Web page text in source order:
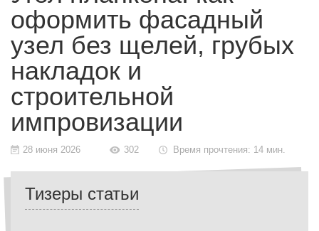
оформить фасадный
узел без щелей, грубых
накладок и
строительной
импровизации
28 июня 2026 302 Время прочтения: 14 мин.
Тизеры статьи